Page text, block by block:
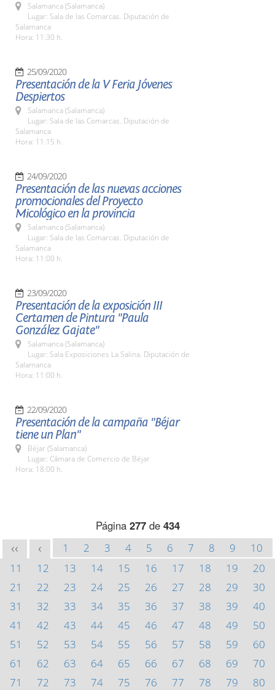
Salamanca (Salamanca)
Lugar: Sala de las Comarcas. Diputación de
Salamanca
Hora: 11:30 h.
25/09/2020
Presentación de la V Feria Jóvenes
Despiertos
Salamanca (Salamanca)
Lugar: Sala de las Comarcas. Diputación de
Salamanca
Hora: 11:15 h.
24/09/2020
Presentación de las nuevas acciones
promocionales del Proyecto
Micológico en la provincia
Salamanca (Salamanca)
Lugar: Sala de las Comarcas. Diputación de
Salamanca
Hora: 11:00 h.
23/09/2020
Presentación de la exposición III
Certamen de Pintura "Paula
González Gajate"
Salamanca (Salamanca)
Lugar: Sala Exposiciones La Salina. Diputación de
Salamanca
Hora: 11:00 h.
22/09/2020
Presentación de la campaña "Béjar
tiene un Plan"
Béjar (Salamanca)
Lugar: Cámara de Comercio de Béjar
Hora: 18:00 h.
Página 277de 434
<< < 1 2 3 4 5 6 7 8 9
10
11
12 13 14 15 16 17 18 19
20
21
22 23 24 25 26 27 28 29
30
31
32 33 34 35 36 37 38 39
40
41
42 43 44 45 46 47 48 49
50
51
52 53 54 55 56 57 58 59
60
61
62 63 64 65 66 67 68 69
70
71
72 73 74 75 76 77 78 79
80